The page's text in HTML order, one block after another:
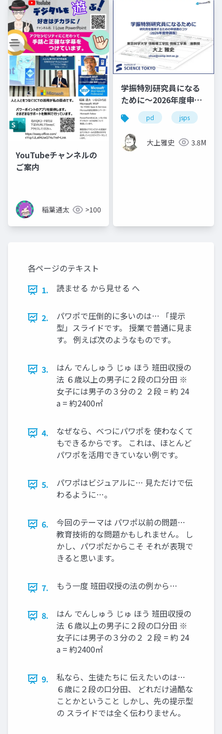
YouTubeチャンネルの
ご案内
稲葉通太 >100
学振特別研究員になる
ために～2026年度申請
版
pd jsps
大上雅史 3.8M
各ページのテキスト
1.
読ませる から見せる へ
2.
パワポで圧倒的に多いのは… 「提示
型」スライドです。 授業で普通に見ま
す。 例えば次のようなものです。
3.
はん でんしゅう じゅ ほう 班田収授の
法 ６歳以上の男子に２段の口分田 ※
女子には男子の３分の２ ２段 = 約 24
a = 約2400㎡
4.
なぜなら、べつにパワポを 使わなくて
もできるからです。 これは、ほとんど
パワポを活用できていない例です。
5.
パワポはビジュアルに… 見ただけで伝
わるように…。
6.
今回のテーマは パワポ以前の問題…
教育技術的な問題かもしれません。 し
かし、パワポだからこそ それが表現で
きると思います。
7. もう一度 班田収授の法の例から…
8.
はん でんしゅう じゅ ほう 班田収授の
法 ６歳以上の男子に２段の口分田 ※
女子には男子の３分の２ ２段 = 約 24
a = 約2400㎡
9.
私なら、生徒たちに 伝えたいのは…
６歳に２段の口分田、 どれだけ過酷な
ことかということ しかし、先の提示型
の スライドでは全く伝わりません。